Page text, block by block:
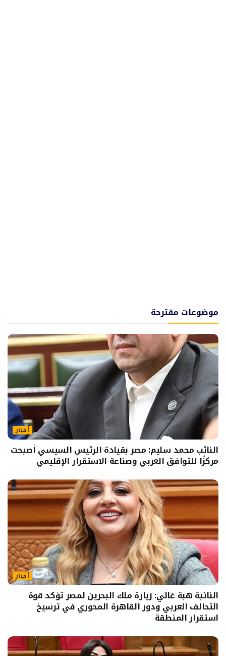
موضوعات مقترحة
أخبار
النائب محمد سليم: مصر بقيادة الرئيس السيسي أصبحت
مركزًا للتوافق العربي وصناعة الاستقرار الإقليمي
أخبار
النائبة هبة غالي: زيارة ملك البحرين لمصر تؤكد قوة
التحالف العربي ودور القاهرة المحوري في ترسيخ
استقرار المنطقة